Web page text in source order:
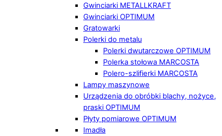
Gwinciarki METALLKRAFT
Gwinciarki OPTIMUM
Gratowarki
Polerki do metalu
Polerki dwutarczowe OPTIMUM
Polerka stołowa MARCOSTA
Polero-szlifierki MARCOSTA
Lampy maszynowe
Urządzenia do obróbki blachy, nożyce,
praski OPTIMUM
Płyty pomiarowe OPTIMUM
Imadła